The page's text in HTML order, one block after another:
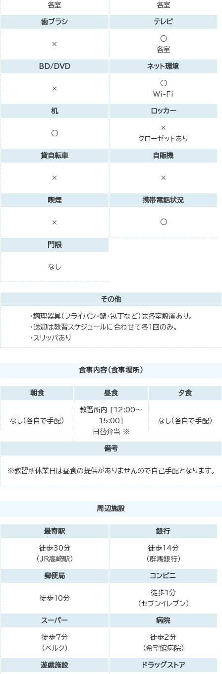
各室
各室
歯ブラシ
×
テレビ
○
各室
BD/DVD
×
ネット環境
○
Wi-Fi
机
○
ロッカー
×
クローゼットあり
貸自転車
×
自販機
×
喫煙
×
携帯電話状況
○
門限
なし
その他
・調理器具（フライパン・鍋・包丁など）は各室設置あり。
・送迎は教習スケジュールに合わせて各1回のみ。
・スリッパあり
食事内容（食事場所）
朝食
なし（各自で手配）
昼食
教習所内 [12:00～
15:00]
日替弁当 ※
夕食
なし（各自で手配）
備考
※教習所休業日は昼食の提供がありませんので自己手配となります。
周辺施設
最寄駅
徒歩30分
（JR高崎駅）
銀行
徒歩14分
（群馬銀行）
郵便局
徒歩10分
コンビニ
徒歩1分
（セブンイレブン）
スーパー
徒歩7分
（ベルク）
病院
徒歩2分
（希望館病院）
遊戯施設 ドラッグストア